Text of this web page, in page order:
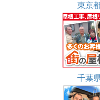
東京
千葉